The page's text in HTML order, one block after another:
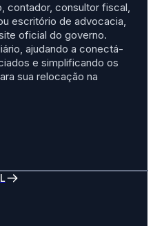
contador, consultor fiscal,
escritório de advocacia,
oficial do governo.
ajudando a conectá-
e simplificando os
sua relocação na